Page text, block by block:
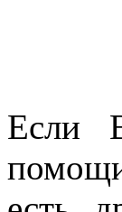
Если